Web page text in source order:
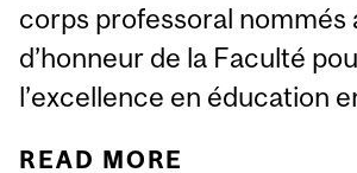
corps professoral nommés
d’honneur de la Faculté
l’excellence en éducation
READ MORE